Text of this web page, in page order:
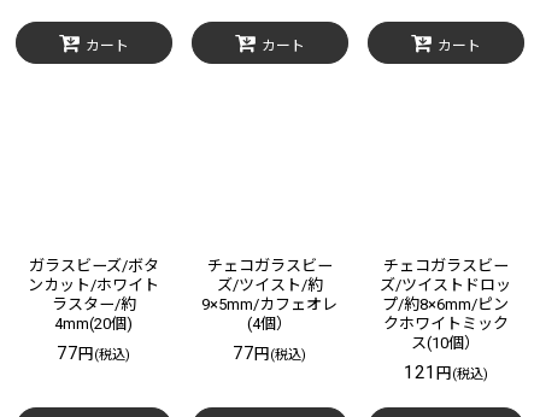
カート カート カート
ガラスビーズ/ボタ
ンカット/ホワイト
ラスター/約
4mm(20個)
77円 (税込)
チェコガラスビー
ズ/ツイスト/約
9×5mm/カフェオレ
(4個）
77円 (税込)
チェコガラスビー
ズ/ツイストドロッ
プ/約8×6mm/ピン
クホワイトミック
ス(10個）
121 円 (税込)